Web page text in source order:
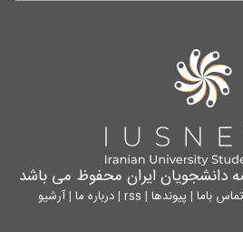
دانشجویان ایران محفوظ می باشد
تماس باما | پیوندها |
rss
|درباره ما |آرشیو